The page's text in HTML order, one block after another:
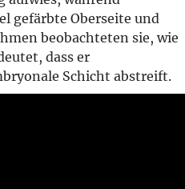
gefärbte Oberseite und
beobachteten sie, wie
dass er
Schicht abstreift.